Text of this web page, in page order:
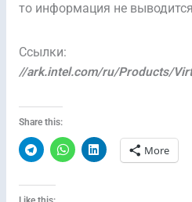
то информация не
Ссылки:
//ark.intel.com/ru/Products/
Share this:
More